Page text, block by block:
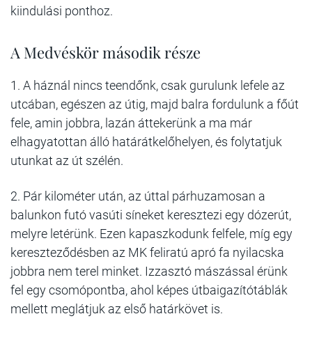
kiindulási ponthoz.
A Medvéskör második része
1. A háznál nincs teendőnk, csak gurulunk lefele az
utcában, egészen az útig, majd balra fordulunk a főút
fele, amin jobbra, lazán áttekerünk a ma már
elhagyatottan álló határátkelőhelyen, és folytatjuk
utunkat az út szélén.
2. Pár kilométer után, az úttal párhuzamosan a
balunkon futó vasúti síneket keresztezi egy dózerút,
melyre letérünk. Ezen kapaszkodunk felfele, míg egy
kereszteződésben az MK feliratú apró fa nyilacska
jobbra nem terel minket. Izzasztó mászással érünk
fel egy csomópontba, ahol képes útbaigazítótáblák
mellett meglátjuk az első határkövet is.